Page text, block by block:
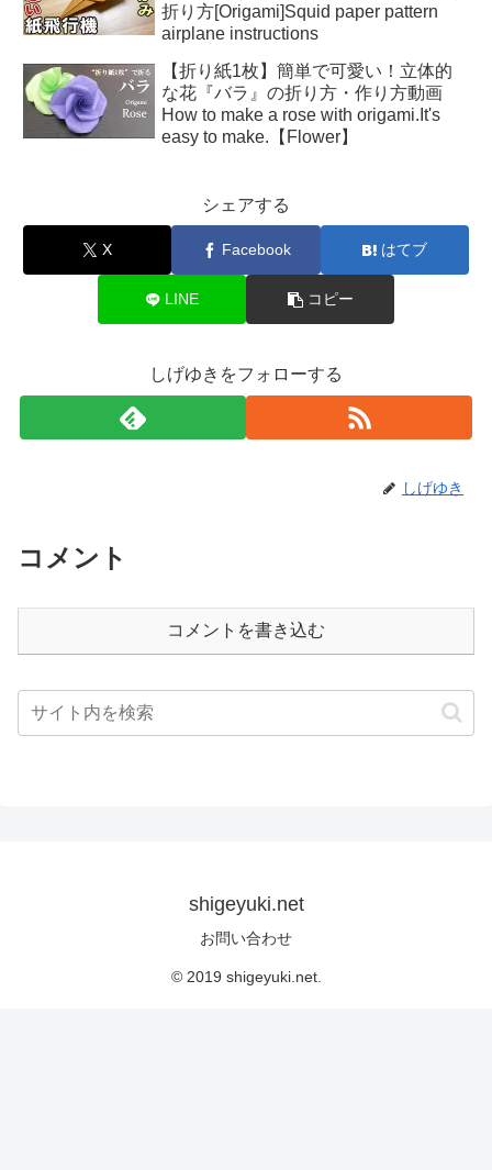
折り方[Origami]Squid paper pattern
airplane instructions
【折り紙1枚】簡単で可愛い！立体的
な花『バラ』の折り方・作り方動画
How to make a rose with origami.It's
easy to make.【Flower】
シェアする
X Facebook はてブ
LINE コピー
しげゆきをフォローする
しげゆき
コメント
コメントを書き込む
shigeyuki.net
お問い合わせ
© 2019 shigeyuki.net.